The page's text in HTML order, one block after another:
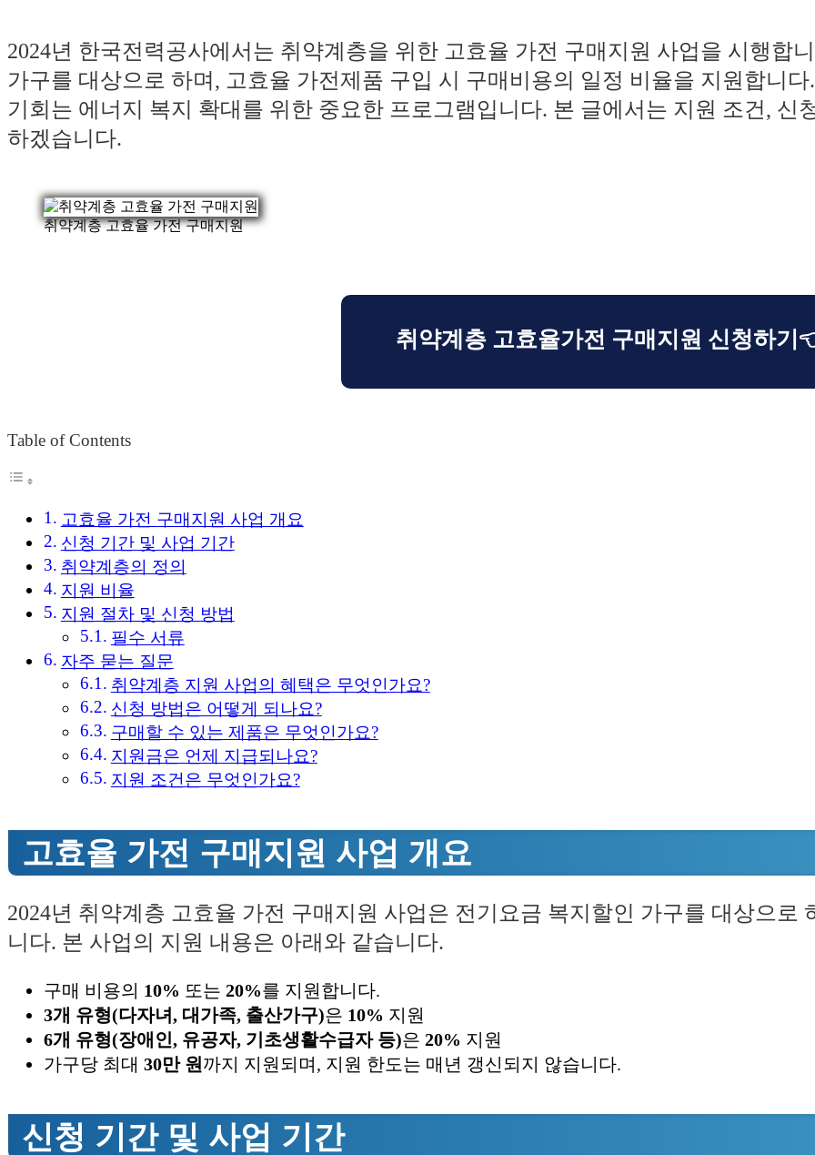
2024년 한국전력공사에서는 취약계층을 위한 고효율 가전 구매지원 사업을 시행합
가구를 대상으로 하며, 고효율 가전제품 구입 시 구매비용의 일정 비율을 지원합니
기회는 에너지 복지 확대를 위한 중요한 프로그램입니다. 본 글에서는 지원 조건, 신
하겠습니다.
취약계층 고효율 가전 구매지원
취약계층 고효율가전 구매지원 신청하기
Table of Contents
고효율 가전 구매지원 사업 개요
신청 기간 및 사업 기간
취약계층의 정의
지원 비율
지원 절차 및 신청 방법
필수 서류
자주 묻는 질문
취약계층 지원 사업의 혜택은 무엇인가요?
신청 방법은 어떻게 되나요?
구매할 수 있는 제품은 무엇인가요?
지원금은 언제 지급되나요?
지원 조건은 무엇인가요?
고효율 가전 구매지원 사업 개요
2024년 취약계층 고효율 가전 구매지원 사업은 전기요금 복지할인 가구를 대상으로
니다. 본 사업의 지원 내용은 아래와 같습니다.
구매 비용의 10% 또는 20%를 지원합니다.
3개 유형(다자녀, 대가족, 출산가구)은 10% 지원
6개 유형(장애인, 유공자, 기초생활수급자 등)은 20% 지원
가구당 최대 30만 원까지 지원되며, 지원 한도는 매년 갱신되지 않습니다.
신청 기간 및 사업 기간